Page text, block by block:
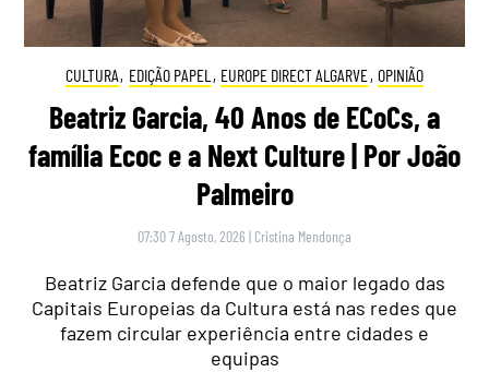
CULTURA, EDIÇÃO PAPEL , EUROPE DIRECT ALGARVE, OPINIÃO
Beatriz Garcia, 40 Anos de ECoCs, a
família Ecoc e a Next Culture | Por João
Palmeiro
07:30 7 Agosto, 2026 | Cristina Mendonça
Beatriz Garcia defende que o maior legado das
Capitais Europeias da Cultura está nas redes que
fazem circular experiência entre cidades e
equipas